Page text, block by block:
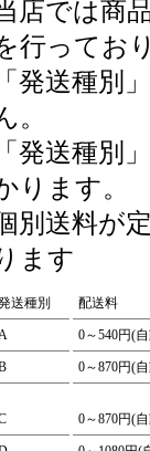
店では商
行ってお
「発送種別
。
「発送種別
ります。
別送料が
ます
送種別 配送料
0～540円(
0～870円(
0～870円(